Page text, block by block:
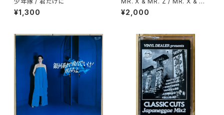
¥1,300
R. Z DRINK OLD GOLD
¥2,000